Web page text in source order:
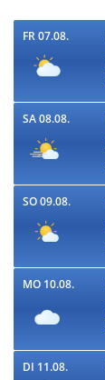
FR 07.08.
SA 08.08.
SO 09.08.
MO 10.08.
DI 11.08.